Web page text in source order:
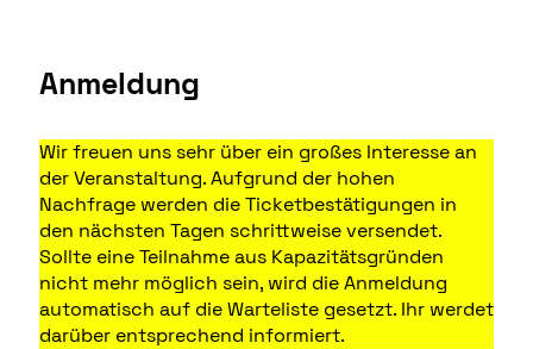
Anmeldung
Wir freuen uns sehr über ein großes Interesse an
der Veranstaltung. Aufgrund der hohen
Nachfrage werden die Ticketbestätigungen in
den nächsten Tagen schrittweise versendet.
Sollte eine Teilnahme aus Kapazitätsgründen
nicht mehr möglich sein, wird die Anmeldung
automatisch auf die Warteliste gesetzt. Ihr werdet
darüber entsprechend informiert.